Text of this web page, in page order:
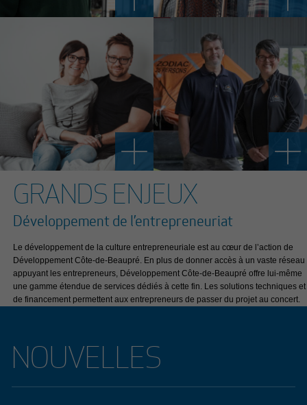
GRANDS ENJEUX
Développement de l’entrepreneuriat
Le développement de la culture entrepreneuriale est au cœur de l’action de
Développement Côte-de-Beaupré. En plus de donner accès à un vaste réseau
appuyant les entrepreneurs, Développement Côte-de-Beaupré offre lui-même
une gamme étendue de services dédiés à cette fin. Les solutions techniques et
de financement permettent aux entrepreneurs de passer du projet au concert.
NOUVELLES